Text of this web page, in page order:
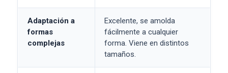
Adaptación a
formas
complejas
Excelente, se amolda
fácilmente a cualquier
forma. Viene en distintos
tamaños.